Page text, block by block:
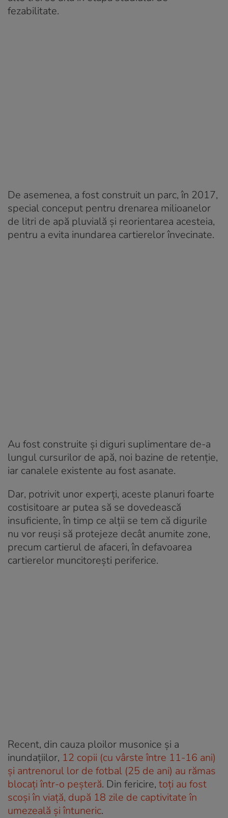
fezabilitate.
De asemenea, a fost construit un parc, în 2017,
special conceput pentru drenarea milioanelor
de litri de apă pluvială şi reorientarea acesteia,
pentru a evita inundarea cartierelor învecinate.
Au fost construite şi diguri suplimentare de-a
lungul cursurilor de apă, noi bazine de retenţie,
iar canalele existente au fost asanate.
Dar, potrivit unor experţi, aceste planuri foarte
costisitoare ar putea să se dovedească
insuficiente, în timp ce alţii se tem că digurile
nu vor reuşi să protejeze decât anumite zone,
precum cartierul de afaceri, în defavoarea
cartierelor muncitoreşti periferice.
Recent, din cauza ploilor musonice și a
inundațiilor, 12 copii (cu vârste între 11-16 ani)
și antrenorul lor de fotbal (25 de ani) au rămas
blocați într-o peșteră. Din fericire, toți au fost
scoși în viață, după 18 zile de captivitate în
umezeală și întuneric.